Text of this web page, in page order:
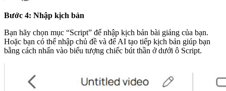
Bước 4: Nhập kịch bản
Bạn hãy chọn mục “Script” để nhập kịch bản bài giảng của bạn.
Hoặc bạn có thể nhập chủ đề và để AI tạo tiếp kịch bản giúp bạn
bằng cách nhấn vào biểu tượng chiếc bút thần ở dưới ô Script.